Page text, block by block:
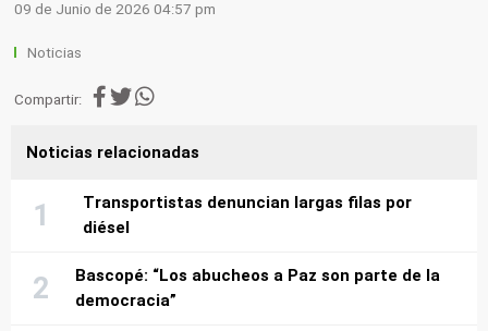
09 de Junio de 2026 04:57 pm
Noticias
Compartir:
Noticias relacionadas
Transportistas denuncian largas filas por
diésel
Bascopé: “Los abucheos a Paz son parte de la
democracia”